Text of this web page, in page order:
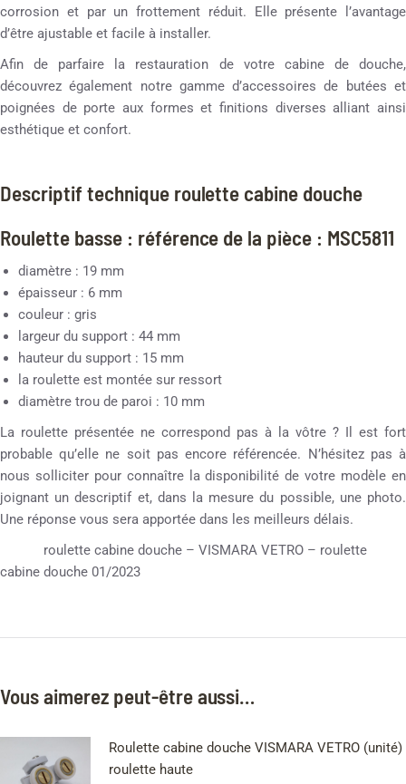
corrosion et par un frottement réduit. Elle présente l’avantage
d’être ajustable et facile à installer.
Afin de parfaire la restauration de votre cabine de douche,
découvrez également notre gamme d’accessoires de butées et
poignées de porte aux formes et finitions diverses alliant ainsi
esthétique et confort.
Descriptif technique roulette cabine douche
Roulette basse : référence de la pièce : MSC5811
diamètre : 19 mm
épaisseur : 6 mm
couleur : gris
largeur du support : 44 mm
hauteur du support : 15 mm
la roulette est montée sur ressort
diamètre trou de paroi : 10 mm
La roulette présentée ne correspond pas à la vôtre ? Il est fort
probable qu’elle ne soit pas encore référencée. N’hésitez pas à
nous solliciter pour connaître la disponibilité de votre modèle en
joignant un descriptif et, dans la mesure du possible, une photo.
Une réponse vous sera apportée dans les meilleurs délais.
roulette cabine douche – VISMARA VETRO – roulette
cabine douche 01/2023
Vous aimerez peut-être aussi…
Roulette cabine douche VISMARA VETRO (unité)
roulette haute